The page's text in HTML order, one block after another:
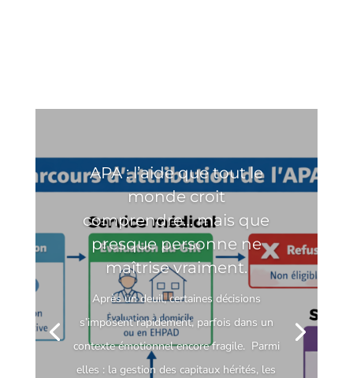
APA : l’aide que tout le
monde croit
comprendre… mais que
presque personne ne
maîtrise vraiment.
Après un deuil, certaines décisions
s’imposent rapidement, parfois dans un
contexte émotionnel encore fragile. Parmi
elles : la gestion des capitaux hérités, les